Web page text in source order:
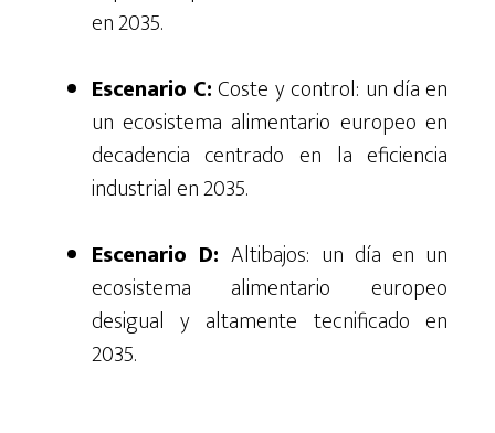
en 2035.
Escenario C:Coste y control: un día en
un ecosistema alimentario europeo en
decadencia centrado en la eficiencia
industrial en 2035.
Escenario D:Altibajos: un día en un
ecosistema alimentario europeo
desigual y altamente tecnificado en
2035.